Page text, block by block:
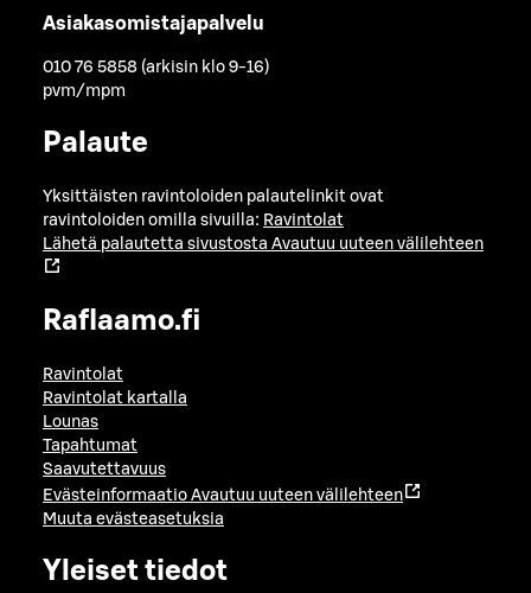
Asiakasomistajapalvelu
010 76 5858 (arkisin klo 9-16)
pvm/mpm
Palaute
Yksittäisten ravintoloiden palautelinkit ovat
ravintoloiden omilla sivuilla: Ravintolat
Lähetä palautetta sivustosta Avautuu uuteen välilehteen
Raflaamo.fi
Ravintolat
Ravintolat kartalla
Lounas
Tapahtumat
Saavutettavuus
Evästeinformaatio Avautuu uuteen välilehteen
Muuta evästeasetuksia
Yleiset tiedot